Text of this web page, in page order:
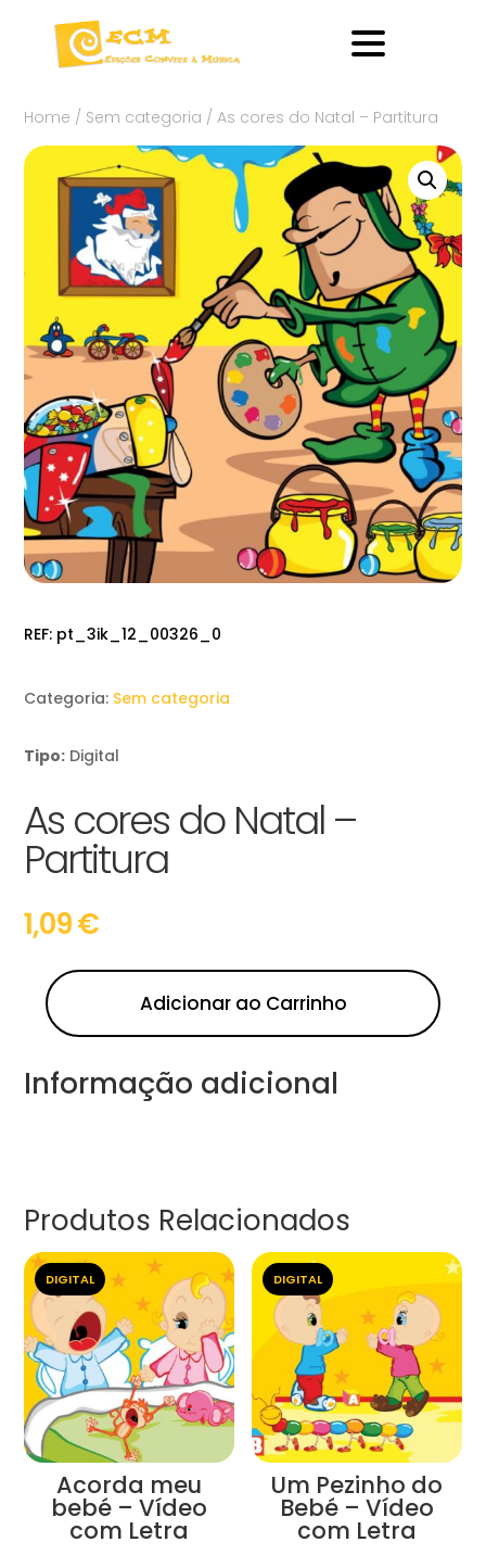
Home / Sem categoria / As cores do Natal – Partitura
REF: pt_3ik_12_00326_0
Categoria: Sem categoria
Tipo: Digital
As cores do Natal –
Partitura
1,09€
Adicionar ao Carrinho
Informação adicional
Produtos Relacionados
DIGITAL
Acorda meu
bebé – Vídeo
com Letra
DIGITAL
Um Pezinho do
Bebé – Vídeo
com Letra